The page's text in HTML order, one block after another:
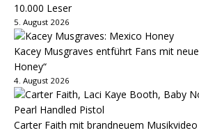
10.000 Leser
5. August 2026
Kacey Musgraves entführt Fans mit
Honey“
4. August 2026
Carter Faith mit brandneuem Musikvideo